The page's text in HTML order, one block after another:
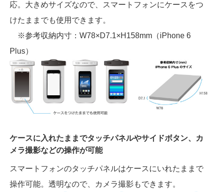
応。大きめサイズなので、スマートフォンにケースをつ
けたままでも使用できます。
※参考収納内寸：W78×D7.1×H158mm（iPhone 6
Plus）
ケースに入れたままでタッチパネルやサイドボタン、カ
メラ撮影などの操作が可能
スマートフォンのタッチパネルはケースにいれたままで
操作可能。透明なので、カメラ撮影もできます。